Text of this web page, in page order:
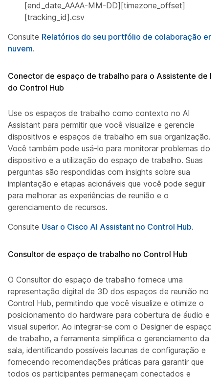
[end_date_AAAA-MM-DD][timezone_offset]
[tracking_id].csv
Consulte Relatórios do seu portfólio de colaboração em
nuvem.
Conector de espaço de trabalho para o Assistente de IA
do Control Hub
Use os espaços de trabalho como contexto no AI
Assistant para permitir que você visualize e gerencie
dispositivos e espaços de trabalho em sua organização.
Você também pode usá-lo para monitorar problemas do
dispositivo e a utilização do espaço de trabalho. Suas
perguntas são respondidas com insights sobre sua
implantação e etapas acionáveis que você pode seguir
para melhorar as experiências de reunião e o
gerenciamento de recursos.
Consulte Usar o Cisco AI Assistant no Control Hub.
Consultor de espaço de trabalho no Control Hub
O Consultor do espaço de trabalho fornece uma
representação digital de 3D dos espaços de reunião no
Control Hub, permitindo que você visualize e otimize o
posicionamento do hardware para cobertura de áudio e
visual superior. Ao integrar-se com o Designer de espaços
de trabalho, a ferramenta simplifica o gerenciamento da
sala, identificando possíveis lacunas de configuração e
fornecendo recomendações práticas para garantir que
todos os participantes permaneçam conectados e